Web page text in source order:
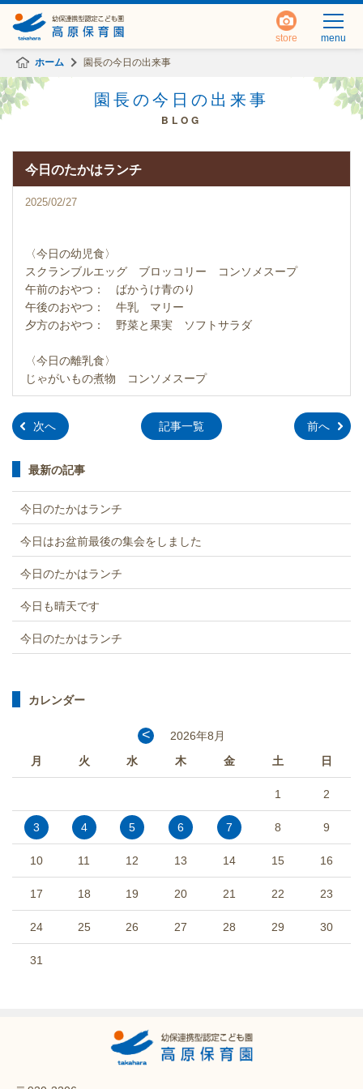
menu
store
ホーム 園長の今日の出来事
園長の今日の出来事
BLOG
今日のたかはランチ
2025/02/27
〈今日の幼児食〉
スクランブルエッグ ブロッコリー コンソメスープ
午前のおやつ： ばかうけ青のり
午後のおやつ： 牛乳 マリー
夕方のおやつ： 野菜と果実 ソフトサラダ
〈今日の離乳食〉
じゃがいもの煮物 コンソメスープ
記事一覧 前へ
»
次へ »
最新の記事
今日のたかはランチ
今日はお盆前最後の集会をしました
今日のたかはランチ
今日も晴天です
今日のたかはランチ
カレンダー
<
2026年8月
月
火 水 木 金 土 日
1 2
3 4 5 6 7 8 9
10 11 12 13 14 15 16
17 18 19 20 21 22 23
24 25 26 27 28 29 30
31